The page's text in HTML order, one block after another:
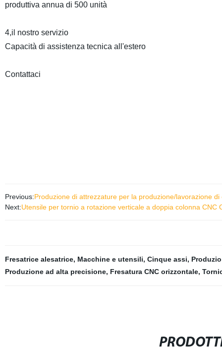
produttiva annua di 500 unità
4,il nostro servizio
Capacità di assistenza tecnica all'estero
Contattaci
Previous:Produzione di attrezzature per la produzione/lavorazione di
Next:Utensile per tornio a rotazione verticale a doppia colonna CNC
Fresatrice alesatrice, Macchine e utensili, Cinque assi,
Produzione ad alta precisione, Fresatura CNC orizzontale,